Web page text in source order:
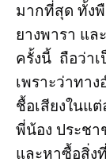
มากที่สุด ทั้ง
ยางพารา แล
ครั้งนี้ ถือว่า
เพราะว่าทา
ชื้อเสียงในแ
พี่น้อง ประชา
และหาซื้อสิ่ง